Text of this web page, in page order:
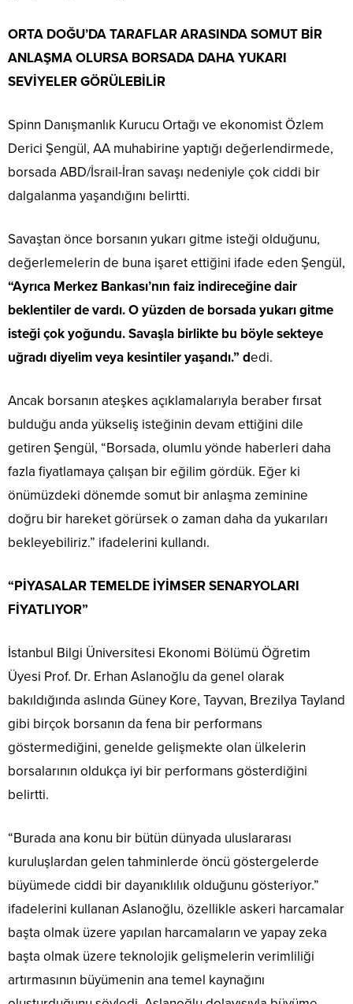
ORTA DOĞU’DA TARAFLAR ARASINDA SOMUT BİR
ANLAŞMA OLURSA BORSADA DAHA YUKARI
SEVİYELER GÖRÜLEBİLİR
Spinn Danışmanlık Kurucu Ortağı ve ekonomist Özlem
Derici Şengül, AA muhabirine yaptığı değerlendirmede,
borsada ABD/İsrail-İran savaşı nedeniyle çok ciddi bir
dalgalanma yaşandığını belirtti.
Savaştan önce borsanın yukarı gitme isteği olduğunu,
değerlemelerin de buna işaret ettiğini ifade eden Şengül,
“Ayrıca Merkez Bankası’nın faiz indireceğine dair
beklentiler de vardı. O yüzden de borsada yukarı gitme
isteği çok yoğundu. Savaşla birlikte bu böyle sekteye
uğradı diyelim veya kesintiler yaşandı.” dedi.
Ancak borsanın ateşkes açıklamalarıyla beraber fırsat
bulduğu anda yükseliş isteğinin devam ettiğini dile
getiren Şengül, “Borsada, olumlu yönde haberleri daha
fazla fiyatlamaya çalışan bir eğilim gördük. Eğer ki
önümüzdeki dönemde somut bir anlaşma zeminine
doğru bir hareket görürsek o zaman daha da yukarıları
bekleyebiliriz.” ifadelerini kullandı.
“PİYASALAR TEMELDE İYİMSER SENARYOLARI
FİYATLIYOR”
İstanbul Bilgi Üniversitesi Ekonomi Bölümü Öğretim
Üyesi Prof. Dr. Erhan Aslanoğlu da genel olarak
bakıldığında aslında Güney Kore, Tayvan, Brezilya Tayland
gibi birçok borsanın da fena bir performans
göstermediğini, genelde gelişmekte olan ülkelerin
borsalarının oldukça iyi bir performans gösterdiğini
belirtti.
“Burada ana konu bir bütün dünyada uluslararası
kuruluşlardan gelen tahminlerde öncü göstergelerde
büyümede ciddi bir dayanıklılık olduğunu gösteriyor.”
ifadelerini kullanan Aslanoğlu, özellikle askeri harcamalar
başta olmak üzere yapılan harcamaların ve yapay zeka
başta olmak üzere teknolojik gelişmelerin verimliliği
artırmasının büyümenin ana temel kaynağını